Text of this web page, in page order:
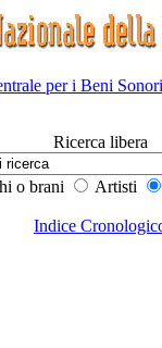
per i Beni
Ricerca libera
o brani Artisti
Indice